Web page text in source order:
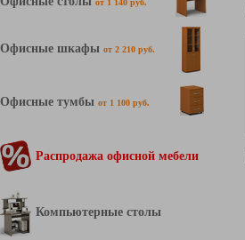
от 1 140 руб.
Офисные шкафы от 2 210 руб.
Офисные тумбы от 1 100 руб.
Распродажа офисной мебели
Компьютерные столы